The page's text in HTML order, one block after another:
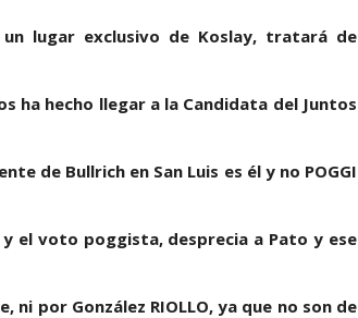
lugar exclusivo de Koslay, tratará de
ha hecho llegar a la Candidata del Juntos
de Bullrich en San Luis es él y no POGGI
el voto poggista, desprecia a Pato y ese
ni por González RIOLLO, ya que no son de